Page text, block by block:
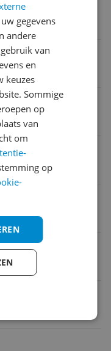
gegevens
andere
van
en
keuzes
Sommige
op
van
om
op